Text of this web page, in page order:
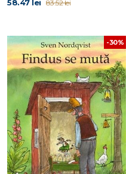
58.47 lei 83.52 lei
-30%